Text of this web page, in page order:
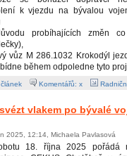
k vjezdu na bývalou
probíhajících změn
vůz M 286.1032 Krokodýl
během odpoledne tyto
Komentářů: x
vlakem po bývalé
2025, 12:14, Michaela Pavlasová
18. října 2025 pořádá